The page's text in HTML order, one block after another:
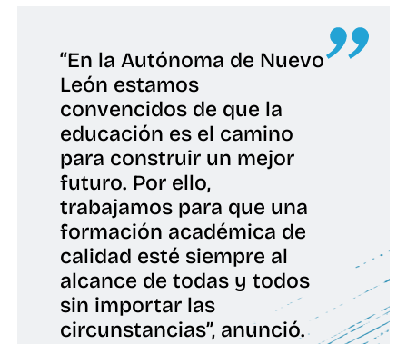
“En la Autónoma de Nuevo
León estamos
convencidos de que la
educación es el camino
para construir un mejor
futuro. Por ello,
trabajamos para que una
formación académica de
calidad esté siempre al
alcance de todas y todos
sin importar las
circunstancias”, anunció.